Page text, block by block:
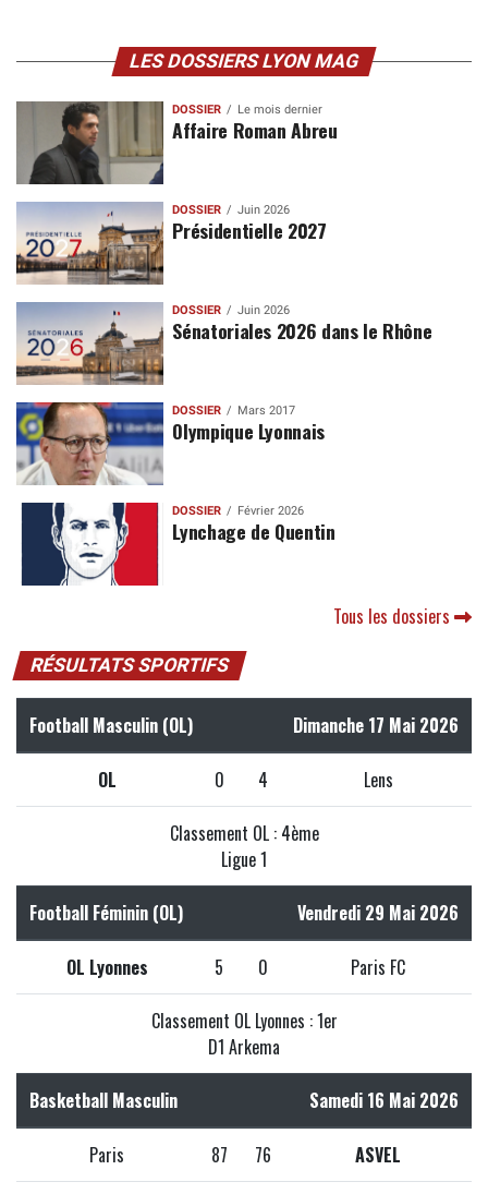
LES DOSSIERS LYON MAG
DOSSIER Le mois dernier
Affaire Roman Abreu
DOSSIER Juin 2026
Présidentielle 2027
DOSSIER Juin 2026
Sénatoriales 2026 dans le Rhône
DOSSIER Mars 2017
Olympique Lyonnais
DOSSIER Février 2026
Lynchage de Quentin
Tous les dossiers
RÉSULTATS SPORTIFS
Football Masculin (OL) Dimanche 17 Mai 2026
OL 0 4 Lens
Classement OL : 4ème
Ligue 1
Football Féminin (OL) Vendredi 29 Mai 2026
OL Lyonnes 5 0 Paris FC
Classement OL Lyonnes : 1er
D1 Arkema
Basketball Masculin Samedi 16 Mai 2026
Paris 87 76 ASVEL